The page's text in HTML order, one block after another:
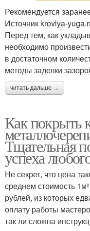
Рекомендуется
Источник krovlya-
Перед тем, как
необходимо
в достаточном
методы заделки
читать дальше →
Как покрыть
Тщательная
успеха
Не секрет, что цена
среднем стоимость
рублей, из которых
оплату работы
так ли сложна